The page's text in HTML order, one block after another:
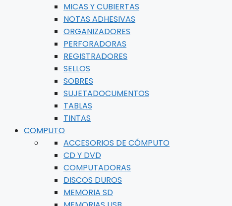
MICAS Y CUBIERTAS
NOTAS ADHESIVAS
ORGANIZADORES
PERFORADORAS
REGISTRADORES
SELLOS
SOBRES
SUJETADOCUMENTOS
TABLAS
TINTAS
COMPUTO
ACCESORIOS DE CÓMPUTO
CD Y DVD
COMPUTADORAS
DISCOS DUROS
MEMORIA SD